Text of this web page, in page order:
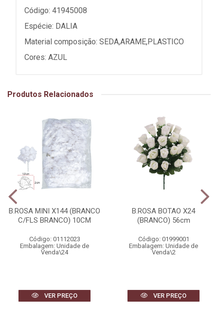
Código: 41945008
Espécie: DALIA
Material composição: SEDA,ARAME,PLASTICO
Cores: AZUL
Produtos Relacionados
B.ROSA MINI X144 (BRANCO
C/FLS BRANCO) 10CM
Código: 01112023
Embalagem: Unidade de
Venda\24
VER PREÇO
B.ROSA BOTAO X24
(BRANCO) 56cm
Código: 01999001
Embalagem: Unidade de
Venda\2
VER PREÇO